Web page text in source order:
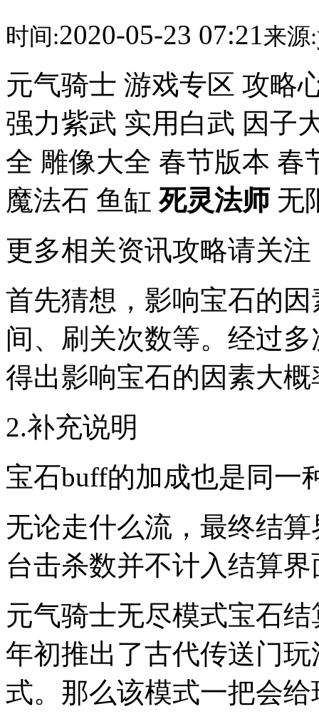
时间:2020-05-23 07:21来源:
元气骑士 游戏专区 攻略
强力紫武 实用白武 因子
全 雕像大全 春节版本 春
魔法石 鱼缸死灵法师 无
更多相关资讯攻略请关
首先猜想，影响宝石的
间、刷关次数等。经过
得出影响宝石的因素大
2.补充说明
宝石buff的加成也是同一
无论走什么流，最终结
台击杀数并不计入结算界
元气骑士无尽模式宝石
年初推出了古代传送门
式。那么该模式一把会